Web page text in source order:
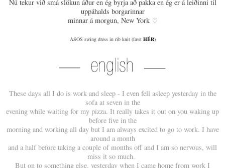
Nú tekur við smá slökun áður en ég byrja að pakka en ég er á leiðinni til
uppáhalds borgarinnar
minnar á morgun, New York ♡
ASOS swing dress in rib knit (fæst HÉR)
These days all I do is work and sleep - I even fell asleep yesterday in the
sofa at seven in the
evening while waiting for my pizza. It really takes it out on you waking up
before five in the
morning and working all day but I am always excited to go to work. I have
around a month
and a half before taking a couple of months off and I am so nervous, will
miss it so much.
But on to something else, yesterday when I came home from work I